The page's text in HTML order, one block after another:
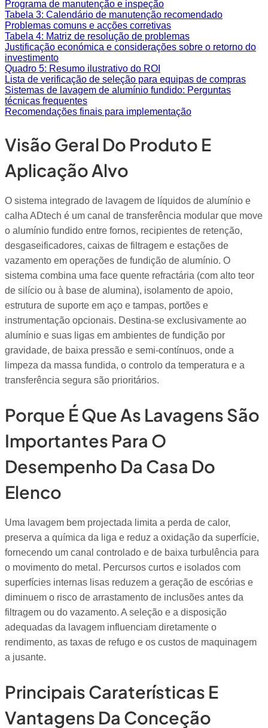
Programa de manutenção e inspeção
Tabela 3: Calendário de manutenção recomendado
Problemas comuns e acções corretivas
Tabela 4: Matriz de resolução de problemas
Justificação económica e considerações sobre o retorno do
investimento
Quadro 5: Resumo ilustrativo do ROI
Lista de verificação de seleção para equipas de compras
Sistemas de lavagem de alumínio fundido: Perguntas
técnicas frequentes
Recomendações finais para implementação
Visão Geral Do Produto E
Aplicação Alvo
O sistema integrado de lavagem de líquidos de alumínio e
calha ADtech é um canal de transferência modular que move
o alumínio fundido entre fornos, recipientes de retenção,
desgaseificadores, caixas de filtragem e estações de
vazamento em operações de fundição de alumínio. O
sistema combina uma face quente refractária (com alto teor
de silício ou à base de alumina), isolamento de apoio,
estrutura de suporte em aço e tampas, portões e
instrumentação opcionais. Destina-se exclusivamente ao
alumínio e suas ligas em ambientes de fundição por
gravidade, de baixa pressão e semi-contínuos, onde a
limpeza da massa fundida, o controlo da temperatura e a
transferência segura são prioritários.
Porque É Que As Lavagens São
Importantes Para O
Desempenho Da Casa Do
Elenco
Uma lavagem bem projectada limita a perda de calor,
preserva a química da liga e reduz a oxidação da superfície,
fornecendo um canal controlado e de baixa turbulência para
o movimento do metal. Percursos curtos e isolados com
superfícies internas lisas reduzem a geração de escórias e
diminuem o risco de arrastamento de inclusões antes da
filtragem ou do vazamento. A seleção e a disposição
adequadas da lavagem influenciam diretamente o
rendimento, as taxas de refugo e os custos de maquinagem
a jusante.
Principais Caraterísticas E
Vantagens Da Conceção